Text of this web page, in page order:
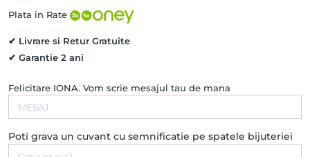
SILK
Aur
Galben
Plata in Rate
✔ Livrare si Retur Gratuite
✔ Garantie 2 ani
Felicitare IONA. Vom scrie mesajul tau de mana
Poti grava un cuvant cu semnificatie pe spatele bijuteriei